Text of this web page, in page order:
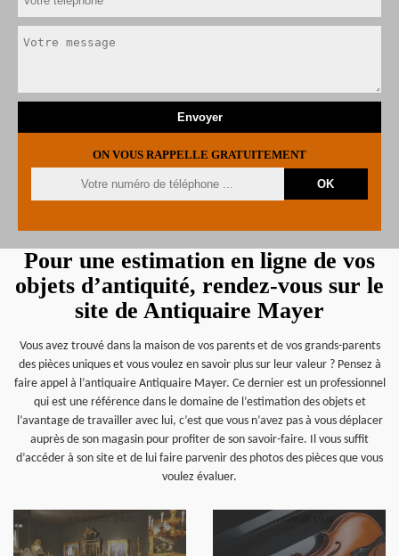
ON VOUS RAPPELLE GRATUITEMENT
Pour une estimation en ligne de vos
objets d’antiquité, rendez-vous sur le
site de Antiquaire Mayer
Vous avez trouvé dans la maison de vos parents et de vos grands-parents
des pièces uniques et vous voulez en savoir plus sur leur valeur ? Pensez à
faire appel à l’antiquaire Antiquaire Mayer. Ce dernier est un professionnel
qui est une référence dans le domaine de l’estimation des objets et
l’avantage de travailler avec lui, c’est que vous n’avez pas à vous déplacer
auprès de son magasin pour profiter de son savoir-faire. Il vous suffit
d’accéder à son site et de lui faire parvenir des photos des pièces que vous
voulez évaluer.
en savoir plus en savoir plus